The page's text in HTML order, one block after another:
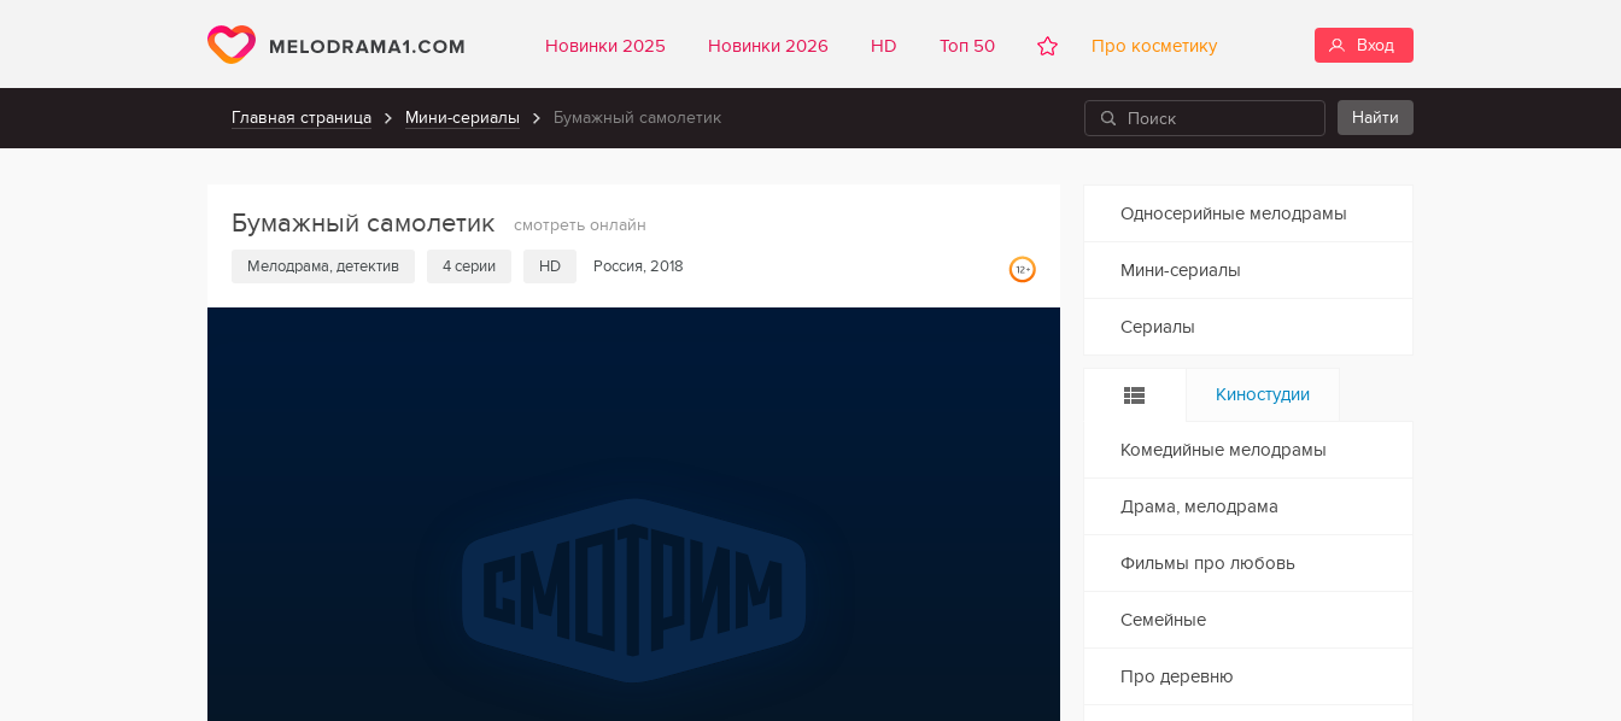
Новинки 2025 Новинки 2026 HD Топ 50 Про косметику Вход
Главная страница Мини-сериалы Бумажный самолетик
Бумажный самолетик смотреть онлайн
Мелодрама, детектив 4 серии HD Россия, 2018
Односерийные мелодрамы
Мини-сериалы
Сериалы
Киностудии
Комедийные мелодрамы
Драма, мелодрама
Фильмы про любовь
Семейные
Про деревню